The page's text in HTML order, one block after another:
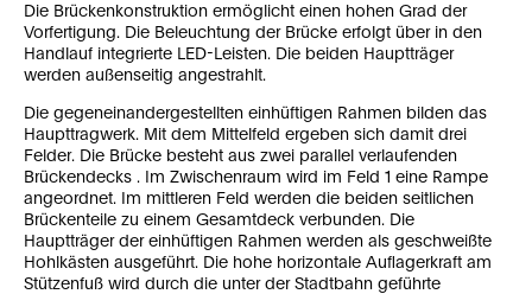
Die Brückenkonstruktion ermöglicht einen hohen Grad der
Vorfertigung. Die Beleuchtung der Brücke erfolgt über in den
Handlauf integrierte LED-Leisten. Die beiden Hauptträger
werden außenseitig angestrahlt.
Die gegeneinandergestellten einhüftigen Rahmen bilden das
Haupttragwerk. Mit dem Mittelfeld ergeben sich damit drei
Felder. Die Brücke besteht aus zwei parallel verlaufenden
Brückendecks . Im Zwischenraum wird im Feld 1 eine Rampe
angeordnet. Im mittleren Feld werden die beiden seitlichen
Brückenteile zu einem Gesamtdeck verbunden. Die
Hauptträger der einhüftigen Rahmen werden als geschweißte
Hohlkästen ausgeführt. Die hohe horizontale Auflagerkraft am
Stützenfuß wird durch die unter der Stadtbahn geführte